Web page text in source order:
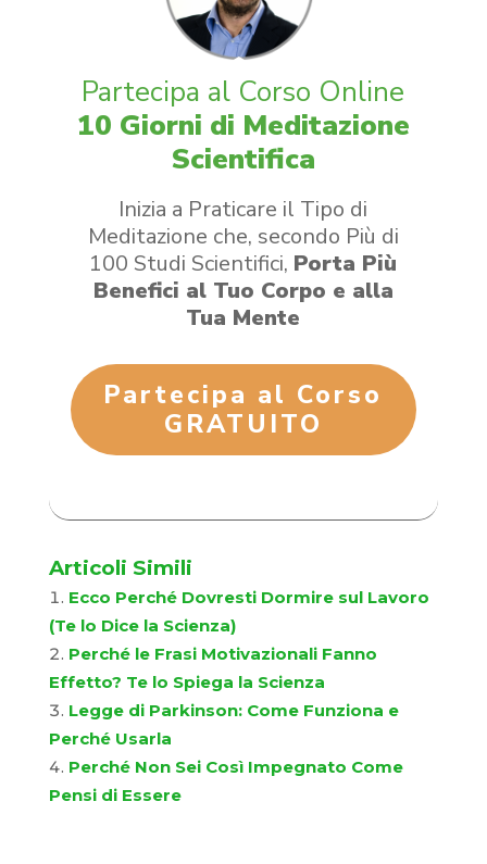
​Partecipa al Corso Online
10 Giorni di Meditazione
Scientifica
Inizia a Praticare il Tipo di
Meditazione che, secondo Più di
100 Studi Scientifici, Porta Più
Benefici al Tuo Corpo e alla
Tua Mente
Partecipa al Corso
GRATUITO
Articoli Simili
Ecco Perché Dovresti Dormire sul Lavoro
(Te lo Dice la Scienza)
Perché le Frasi Motivazionali Fanno
Effetto? Te lo Spiega la Scienza
Legge di Parkinson: Come Funziona e
Perché Usarla
Perché Non Sei Così Impegnato Come
Pensi di Essere